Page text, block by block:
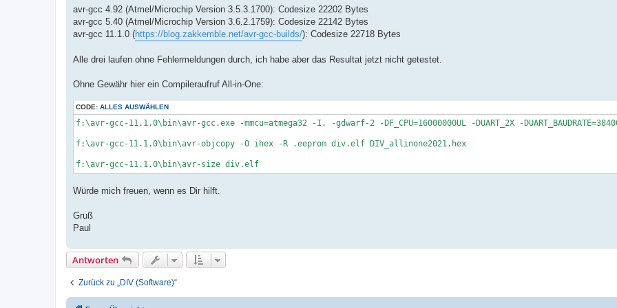
avr-gcc 4.92 (Atmel/Microchip Version 3.5.3.1700): Codesize 22202 Bytes
avr-gcc 5.40 (Atmel/Microchip Version 3.6.2.1759): Codesize 22142 Bytes
avr-gcc 11.1.0 (https://blog.zakkemble.net/avr-gcc-builds/): Codesize 22718 Bytes
Alle drei laufen ohne Fehlermeldungen durch, ich habe aber das Resultat jetzt nicht getestet.
Ohne Gewähr hier ein Compileraufruf All-in-One:
CODE: ALLES AUSWÄHLEN
f:\avr-gcc-11.1.0\bin\avr-gcc.exe -mmcu=atmega32 -I. -gdwarf-2 -DF_CPU=16000000UL -DUART_2X -
f:\avr-gcc-11.1.0\bin\avr-objcopy -O ihex -R .eeprom div.elf DIV_allinone2021.hex
Würde mich freuen, wenn es Dir hilft.
Gruß
Paul
Antworten
Zurück zu „DIV (Software)“